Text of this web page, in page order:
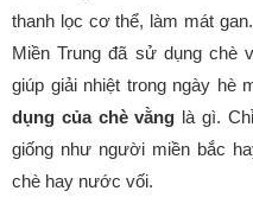
thanh lọc cơ thể, làm mát
Miền Trung đã sử dụng chè
giúp giải nhiệt trong ngày hè
dụng của chè vằng là gì.
giống như người miền bắc
chè hay nước vối.